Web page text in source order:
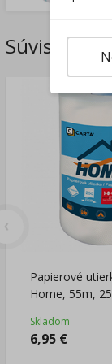
Súvisiace
Papierové
Home, 55m,
Skladom
6,95 €